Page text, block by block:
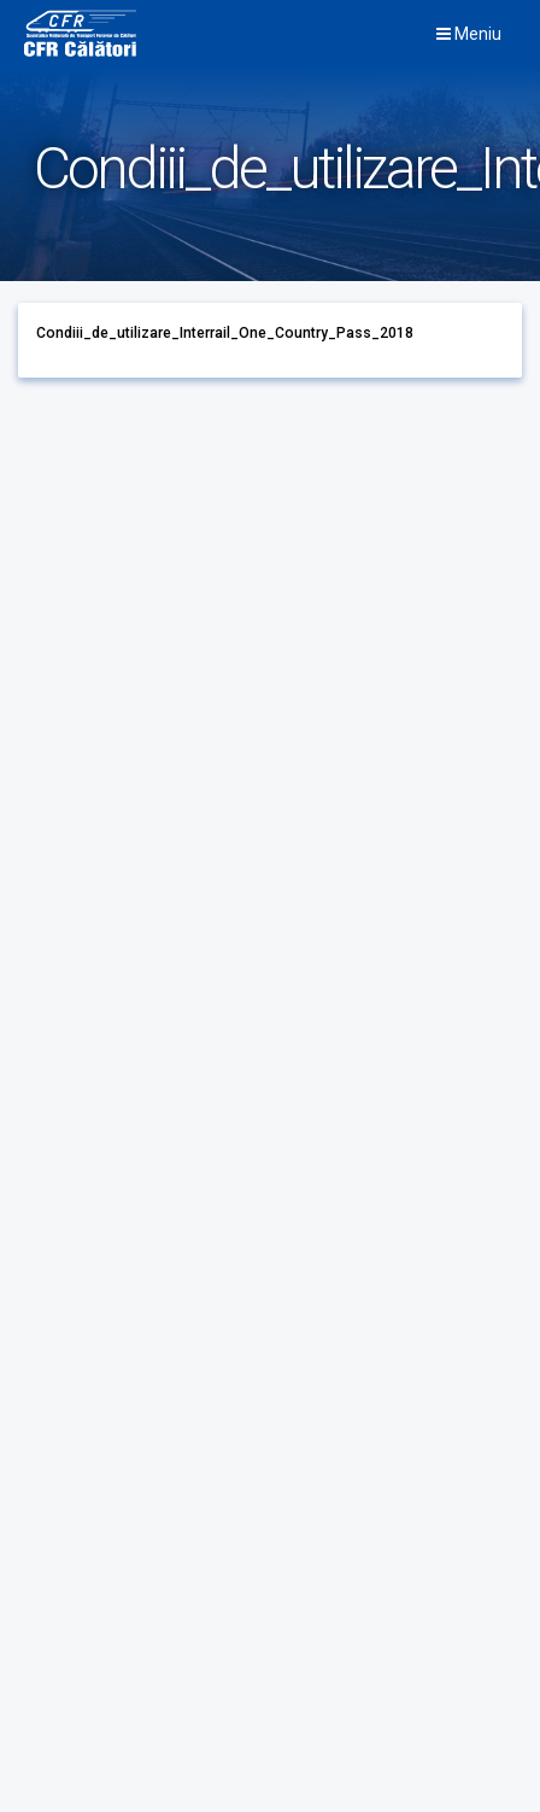
content
Meniu
Condiii_de_utilizare_Interrail_One_Country_Pass_2018